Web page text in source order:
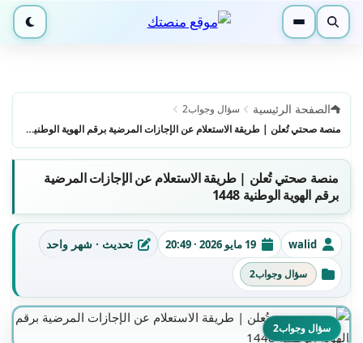
بحث القائمة الوضع
الصفحة الرئيسية
سؤال وجواب2
منصة صحتي تُعلن | طريقة الاستعلام عن الإجازات المرضية برقم الهوية الوطنية 1448
منصة صحتي تُعلن | طريقة الاستعلام عن الإجازات المرضية
برقم الهوية الوطنية 1448
الكاتبwalid تاريخ النشر
19 مايو 2026 · 20:49 آخر تحديث
تحديث · شهر واحد
التصنيفاتسؤال وجواب2
سؤال وجواب2